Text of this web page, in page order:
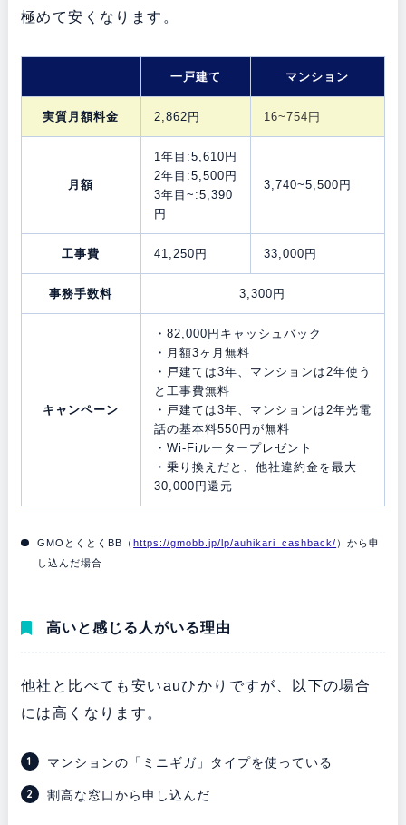
極めて安くなります。
一戸建て マンション
実質月額料金 2,862円 16~754円
月額
1年目:5,610円
2年目:5,500円
3年目~:5,390
円
3,740~5,500円
工事費 41,250円 33,000円
事務手数料 3,300円
キャンペーン
・82,000円キャッシュバック
・月額3ヶ月無料
・戸建ては3年、マンションは2年使う
と工事費無料
・戸建ては3年、マンションは2年光電
話の基本料550円が無料
・Wi-Fiルータープレゼント
・乗り換えだと、他社違約金を最大
30,000円還元
GMOとくとくBB（https://gmobb.jp/lp/auhikari_cashback/ ）から申
し込んだ場合
高いと感じる人がいる理由
他社と比べても安いauひかりですが、以下の場合
には高くなります。
マンションの「ミニギガ」タイプを使っている
割高な窓口から申し込んだ